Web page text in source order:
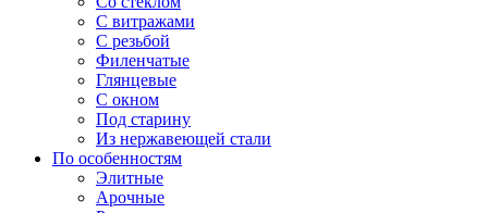
С витражами
С резьбой
Филенчатые
Глянцевые
С окном
Под старину
Из нержавеющей стали
По особенностям
Элитные
Арочные